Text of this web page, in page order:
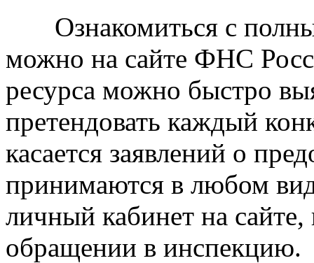
Ознакомиться с
можно на сайте ФНС
ресурса можно быстро
претендовать каждый
касается заявлений о
принимаются в любом
личный кабинет на
обращении в инспекцию.